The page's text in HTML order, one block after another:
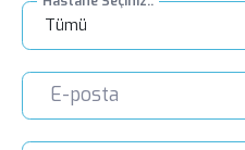
Tümü